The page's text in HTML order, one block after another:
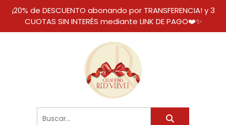
¡20% de DESCUENTO abonando por TRANSFERENCIA! y 3
CUOTAS SIN INTERÉS mediante LINK DE PAGO❤️✨